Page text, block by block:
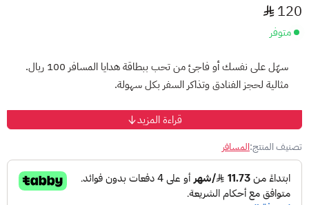
120
متوفر
سهّل على نفسك أو فاجئ من تحب ببطاقة هدايا المسافر 100 ريال.
مثالية لحجز الفنادق وتذاكر السفر بكل سهولة.
💡 طريقة الشحن:قم بالحجز عبر تطبيق أو موقع المسافر
يتم خصم المبلغ تلقائيًا ويكتمل الحجز
قراءة المزيد
تصنيف المنتج:المسافر